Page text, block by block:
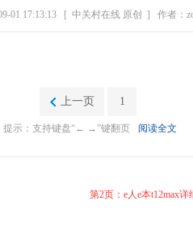
01 17:13:13 [ 中关村在线 原创 ] 作者：
上一页 1
提示：支持键盘“← →”键翻页 阅读全文
第2页：e人e本t12max详